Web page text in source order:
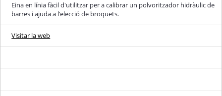
Eina en línia fàcil d'utilitzar per a calibrar un polvoritzador hidràulic de
barres i ajuda a l'elecció de broquets.
Visitar la web